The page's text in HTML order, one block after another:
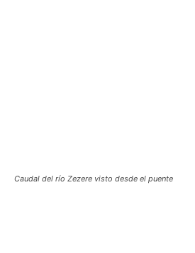
Caudal del río Zezere visto desde el puente